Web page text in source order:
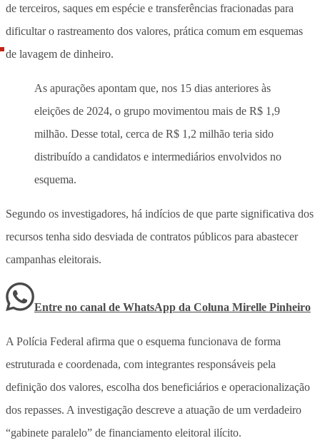
de terceiros, saques em espécie e transferências fracionadas para
dificultar o rastreamento dos valores, prática comum em esquemas
de lavagem de dinheiro.
As apurações apontam que, nos 15 dias anteriores às
eleições de 2024, o grupo movimentou mais de R$ 1,9
milhão. Desse total, cerca de R$ 1,2 milhão teria sido
distribuído a candidatos e intermediários envolvidos no
esquema.
Segundo os investigadores, há indícios de que parte significativa dos
recursos tenha sido desviada de contratos públicos para abastecer
campanhas eleitorais.
Entre no canal de WhatsApp da Coluna Mirelle Pinheiro
A Polícia Federal afirma que o esquema funcionava de forma
estruturada e coordenada, com integrantes responsáveis pela
definição dos valores, escolha dos beneficiários e operacionalização
dos repasses. A investigação descreve a atuação de um verdadeiro
“gabinete paralelo” de financiamento eleitoral ilícito.